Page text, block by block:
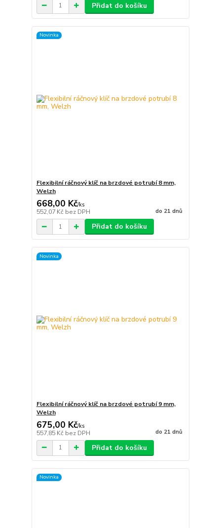
Přidat do košíku
Novinka
Flexibilní ráčnový klíč na brzdové potrubí 8 mm,
Welzh
668,00 Kč/ks
552,07 Kč bez DPH do 21 dnů
Přidat do košíku
Novinka
Flexibilní ráčnový klíč na brzdové potrubí 9 mm,
Welzh
675,00 Kč/ks
557,85 Kč bez DPH do 21 dnů
Přidat do košíku
Novinka